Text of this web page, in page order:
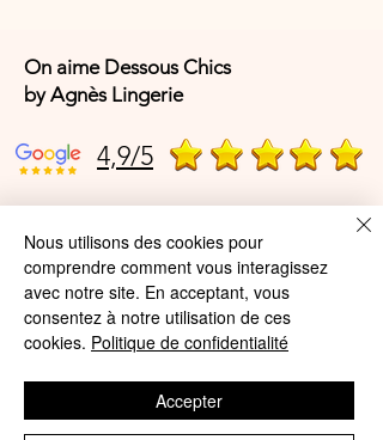
On aime Dessous Chics
by Agnès Lingerie
4,9/5
4,9/5
Offres et Services
Protection des données
Nous utilisons des cookies pour
comprendre comment vous interagissez
avec notre site. En acceptant, vous
consentez à notre utilisation de ces
cookies. Politique de confidentialité
Accepter